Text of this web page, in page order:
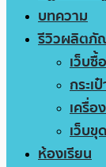
บทความ
รีวิวผลิตภั
เว็บซื้
กระเ
เครื่อ
เว็บขุ
ห้องเรียน